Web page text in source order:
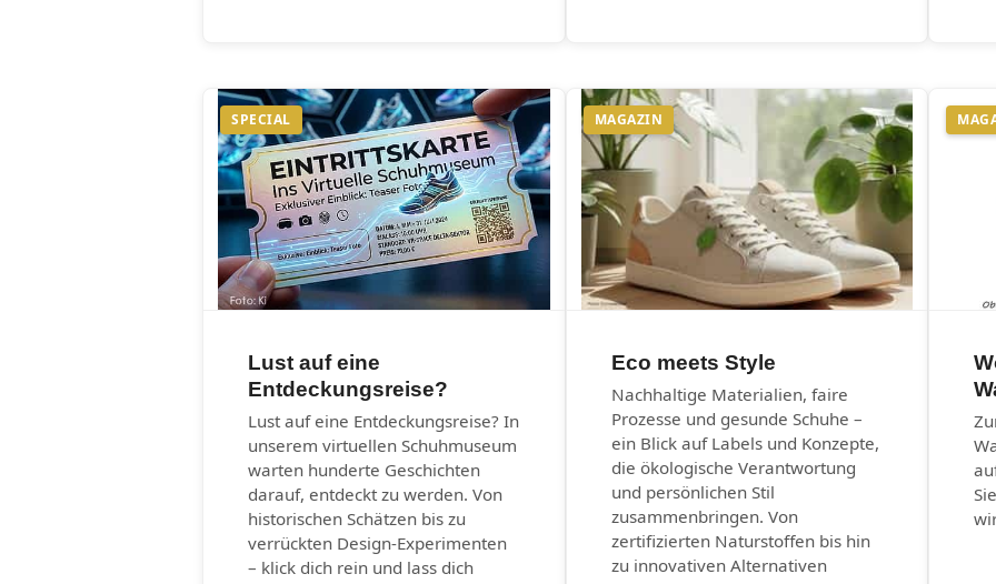
SPECIAL
Lust auf eine
Entdeckungsreise?
Lust auf eine Entdeckungsreise? In
unserem virtuellen Schuhmuseum
warten hunderte Geschichten
darauf, entdeckt zu werden. Von
historischen Schätzen bis zu
verrückten Design-Experimenten
– klick dich rein und lass dich
MAGAZIN
Eco meets Style
Nachhaltige Materialien, faire
Prozesse und gesunde Schuhe –
ein Blick auf Labels und Konzepte,
die ökologische Verantwortung
und persönlichen Stil
zusammenbringen. Von
zertifizierten Naturstoffen bis hin
zu innovativen Alternativen